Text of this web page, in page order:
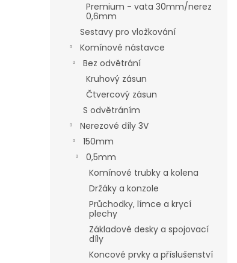
Premium - vata 30mm/nerez
0,6mm
Sestavy pro vložkování
Komínové nástavce
Bez odvětrání
Kruhový zásun
Čtvercový zásun
S odvětráním
Nerezové díly 3V
150mm
0,5mm
Komínové trubky a kolena
Držáky a konzole
Průchodky, límce a krycí
plechy
Základové desky a spojovací
díly
Koncové prvky a příslušenství